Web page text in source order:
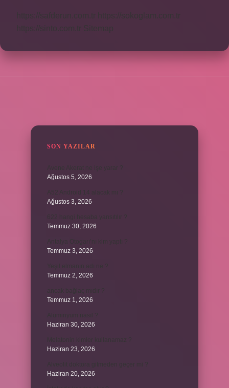
https://safderun.com.tr
https://sokoglam.com.tr
https://sinto.com.tr
Sitemap
SON YAZILAR
Ağustos 5, 2026
Ağustos 3, 2026
Temmuz 30, 2026
Temmuz 3, 2026
Temmuz 2, 2026
Temmuz 1, 2026
Haziran 30, 2026
Haziran 23, 2026
Haziran 20, 2026